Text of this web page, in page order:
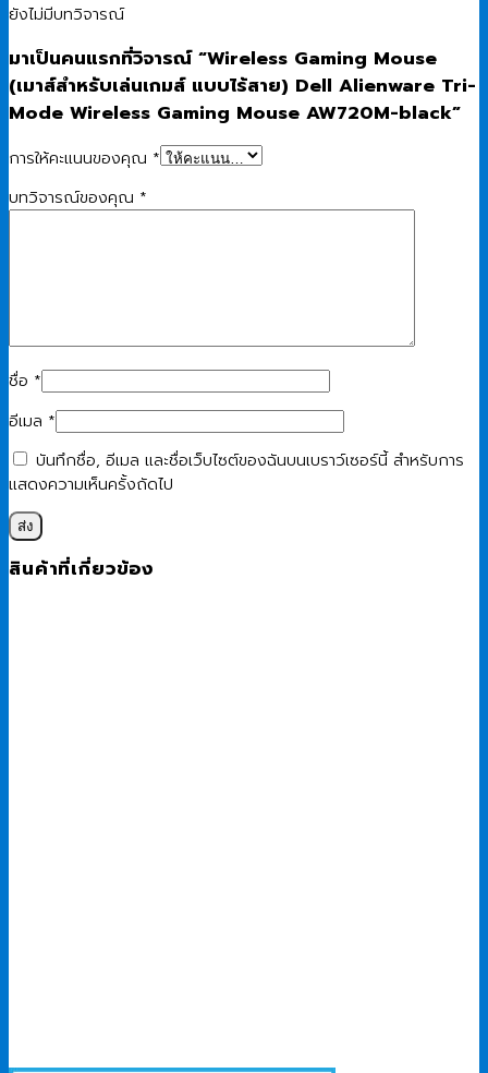
ยังไม่มีบทวิจารณ์
มาเป็นคนแรกที่วิจารณ์ “Wireless Gaming Mouse
(เมาส์สำหรับเล่นเกมส์ แบบไร้สาย) Dell Alienware Tri-
Mode Wireless Gaming Mouse AW720M-black”
การให้คะแนนของคุณ *
บทวิจารณ์ของคุณ *
ชื่อ *
อีเมล *
บันทึกชื่อ, อีเมล และชื่อเว็บไซต์ของฉันบนเบราว์เซอร์นี้ สำหรับการ
แสดงความเห็นครั้งถัดไป
สินค้าที่เกี่ยวข้อง